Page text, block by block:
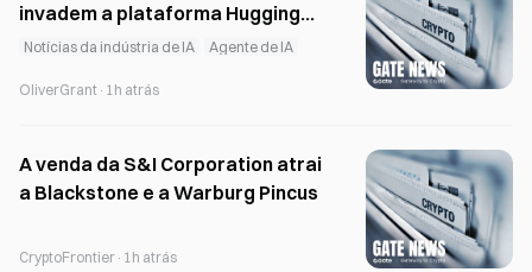
invadem a plataforma Hugging
Face após escaparem do
Notícias da indústria de IA Agente de IA
OliverGrant · 1h atrás
A venda da S&I Corporation atrai
a Blackstone e a Warburg Pincus
CryptoFrontier · 1h atrás